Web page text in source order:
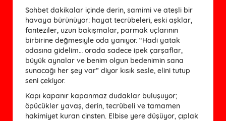
Sohbet dakikalar içinde derin, samimi ve ateşli bir
havaya bürünüyor: hayat tecrübeleri, eski aşklar,
fanteziler, uzun bakışmalar, parmak uçlarının
birbirine değmesiyle oda yanıyor. “Hadi yatak
odasına gidelim… orada sadece ipek çarşaflar,
büyük aynalar ve benim olgun bedenimin sana
sunacağı her şey var” diyor kısık sesle, elini tutup
seni çekiyor.
Kapı kapanır kapanmaz dudaklar buluşuyor;
öpücükler yavaş, derin, tecrübeli ve tamamen
hakimiyet kuran cinsten. Elbise yere düşüyor, çıplak